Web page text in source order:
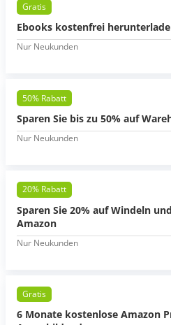
Gratis
Ebooks kostenfrei
Nur Neukunden
50% Rabatt
Sparen Sie bis zu 50% auf
Nur Neukunden
20% Rabatt
Sparen Sie 20% auf Windeln
Amazon
Nur Neukunden
Gratis
6 Monate kostenlose Amazon